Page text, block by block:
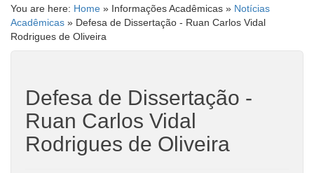
You are here: Home » Informações Acadêmicas » Notícias
Acadêmicas » Defesa de Dissertação - Ruan Carlos Vidal
Rodrigues de Oliveira
Defesa de Dissertação -
Ruan Carlos Vidal
Rodrigues de Oliveira